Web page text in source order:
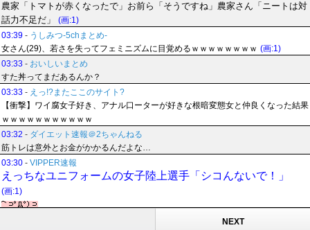
農家「トマトが赤くなったで」お前ら「そうですね」農家さん「ニートは対
話力不足だ」
(画:1)
03:39 - うしみつ-5chまとめ-
女さん(29)、若さを失ってフェミニズムに目覚めるｗｗｗｗｗｗｗｗ (画:1)
03:33 - おいしいまとめ
すた丼ってまだあるんか？
03:33 - えっ!?またここのサイト?
【衝撃】ワイ腐女子好き、アナル口ーターが好きな根暗変態女と仲良くなった結果
ｗｗｗｗｗｗｗｗｗｗｗ
03:32 - ダイエット速報＠2ちゃんねる
筋トレは意外とお金がかかるんだよな…
03:30 - VIPPER速報
えっちなユニフォームの女子陸上選手「シコんないで！」
(画:1)
NEXT